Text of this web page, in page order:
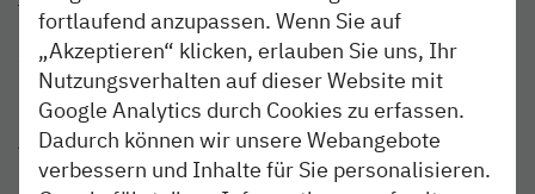
St. Pauli Hafenstraße 89,
20359 Hamburg
Anreise
Mit der nordbahn bequem nach Hamburg fahren (HH-
fortlaufend anzupassen. Wenn Sie auf
„Akzeptieren“ klicken, erlauben Sie uns, Ihr
Nutzungsverhalten auf dieser Website mit
Google Analytics durch Cookies zu erfassen.
Dadurch können wir unsere Webangebote
verbessern und Inhalte für Sie personalisieren.